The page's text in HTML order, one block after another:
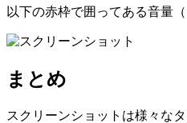
以下の赤枠で囲ってある音量
まとめ
スクリーンショットは様々な